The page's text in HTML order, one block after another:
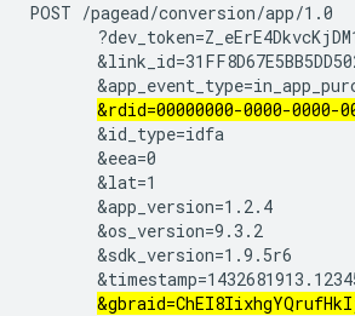
POST /pagead/conversion/app/1.0
&rdid=00000000-0000-0000-
       &id_type=idfa
       &eea=0
       &lat=1
       &app_version=1.2.4
       &os_version=9.3.2
       &sdk_version=1.9.5r6